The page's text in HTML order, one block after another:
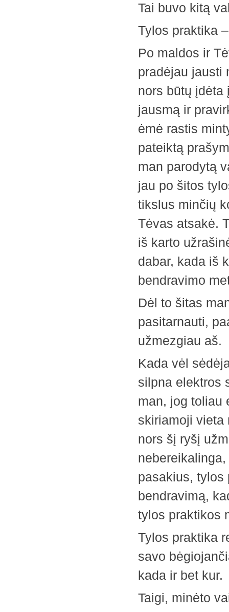
Tai buvo kitą
Tylos praktika
Po maldos ir
pradėjau jausti
nors būtų įdėta
jausmą ir
ėmė rastis
pateiktą
man parodytą
jau po šitos
tikslus minčių
Tėvas atsakė.
iš karto
dabar, kada iš
bendravimo
Dėl to šitas
pasitarnauti,
užmezgiau aš.
Kada vėl
silpna elektros
man, jog toliau
skiriamoji vieta
nors šį ryšį
pasakius, tylos
bendravimą,
tylos praktikos
Tylos praktika
savo
kada ir bet kur.
Taigi, minėto